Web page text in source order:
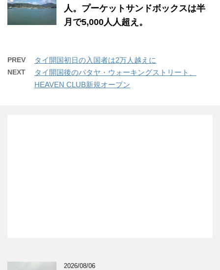
人。プーケットサンドボックスは半
月で5,000人人超え。
PREV タイ開国初日の入国者は2万人越えに
NEXT
タイ開国後のパタヤ・ウォーキングストリート、
HEAVEN CLUB新規オープン
2026/08/06